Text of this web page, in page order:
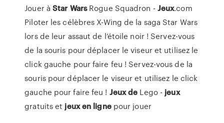
Jouer àStar WarsRogue Squadron -Jeux.com
Piloter les célèbres X-Wing de la saga Star Wars
lors de leur assaut de l’étoile noir ! Servez-vous
de la souris pour déplacer le viseur et utilisez le
click gauche pour faire feu ! Servez-vous de la
souris pour déplacer le viseur et utilisez le click
gauche pour faire feu ! Jeuxde Lego - jeux
gratuits et jeuxen lignepour jouer